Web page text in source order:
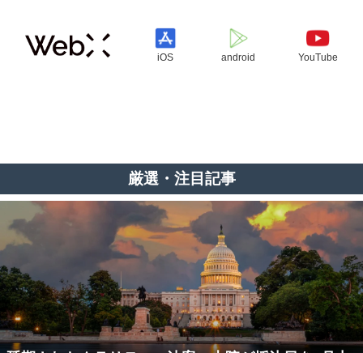
iOS android YouTube
厳選・注目記事